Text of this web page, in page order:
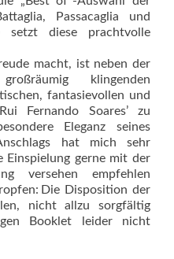
Passacaglia und
diese prachtvolle
macht, ist neben der
klingenden
fantasievollen und
Fernando Soares’ zu
Eleganz seines
hat mich sehr
Einspielung gerne mit der
versehen empfehlen
Die Disposition der
nicht allzu sorgfältig
Booklet leider nicht